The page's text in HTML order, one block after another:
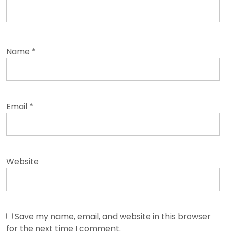
Name *
Email *
Website
Save my name, email, and website in this browser
for the next time I comment.